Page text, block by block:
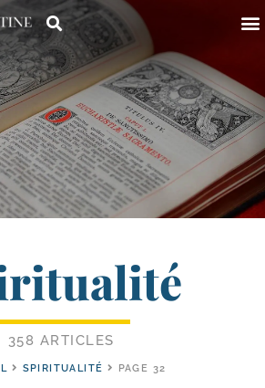
358 ARTICLES
SPIRITUALITÉ PAGE 32